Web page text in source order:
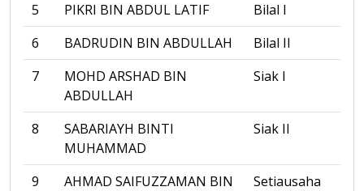
5
PIKRI BIN ABDUL LATIF
Bilal I
6
BADRUDIN BIN ABDULLAH
Bilal II
7
MOHD ARSHAD BIN
ABDULLAH
Siak I
8
SABARIAYH BINTI
MUHAMMAD
Siak II
9
AHMAD SAIFUZZAMAN BIN
Setiausaha